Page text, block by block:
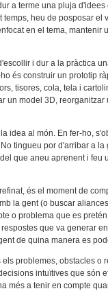
a terme una pluja
heu de posposar
en el tema, mantenir
i dur a la pràctica
és construir un prototip
tisores, cola, tela i
un model 3D,
idea al món. En fer-ho,
tingueu por d'arribar a
que aneu aprenent i
és el moment de
la gent (o buscar
o problema que es
que va generar
de quina manera es
problemes, obstacles o
intuïtives que són
més a tenir en compte